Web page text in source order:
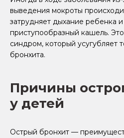
выведения мокроты
затрудняет дыхание ребенка
приступообразный кашель.
синдром, который усугубляет
бронхита.
Причины
у детей
Острый бронхит —